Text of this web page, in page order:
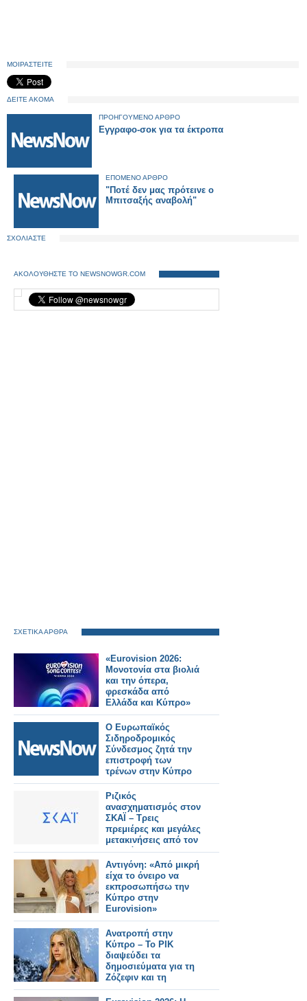
ΜΟΙΡΑΣΤΕΙΤΕ
ΔΕΙΤΕ ΑΚΟΜΑ
ΠΡΟΗΓΟΥΜΕΝΟ ΑΡΘΡΟ
Εγγραφο-σοκ για τα έκτροπα
ΕΠΟΜΕΝΟ ΑΡΘΡΟ
"Ποτέ δεν μας πρότεινε ο
Μπιτσαξής αναβολή"
ΣΧΟΛΙΑΣΤΕ
ΑΚΟΛΟΥΘΗΣΤΕ ΤΟ NEWSNOWGR.COM
ΣΧΕΤΙΚΑ ΑΡΘΡΑ
«Eurovision 2026:
Μονοτονία στα βιολιά
και την όπερα,
φρεσκάδα από
Ελλάδα και Κύπρο»
Ο Ευρωπαϊκός
Σιδηροδρομικός
Σύνδεσμος ζητά την
επιστροφή των
τρένων στην Κύπρο
Ριζικός
ανασχηματισμός στον
ΣΚΑΪ – Τρεις
πρεμιέρες και μεγάλες
μετακινήσεις από τον
Ιανουάριο
Αντιγόνη: «Από μικρή
είχα το όνειρο να
εκπροσωπήσω την
Κύπρο στην
Eurovision»
Ανατροπή στην
Κύπρο – Το ΡΙΚ
διαψεύδει τα
δημοσιεύματα για τη
Ζόζεφιν και τη
Eurovision 2026